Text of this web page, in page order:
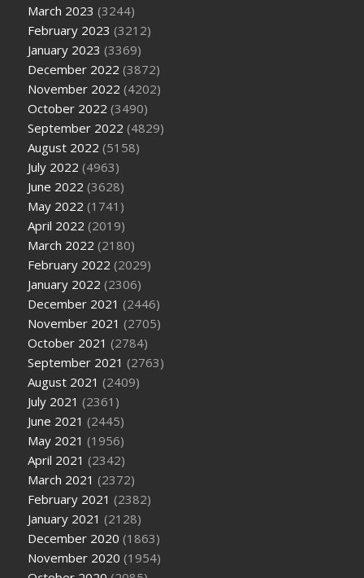
March 2023 (3244)
February 2023 (3212)
January 2023 (3369)
December 2022 (3872)
November 2022 (4202)
October 2022 (3490)
September 2022 (4829)
August 2022 (5158)
July 2022 (4963)
June 2022 (3628)
May 2022 (1741)
April 2022 (2019)
March 2022 (2180)
February 2022 (2029)
January 2022 (2306)
December 2021 (2446)
November 2021 (2705)
October 2021 (2784)
September 2021 (2763)
August 2021 (2409)
July 2021 (2361)
June 2021 (2445)
May 2021 (1956)
April 2021 (2342)
March 2021 (2372)
February 2021 (2382)
January 2021 (2128)
December 2020 (1863)
November 2020 (1954)